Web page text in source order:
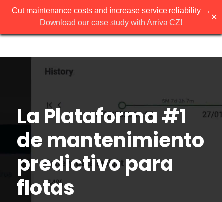
Cut maintenance costs and increase service reliability →
Download our case study with Arriva CZ!
✕
La Plataforma #1
de mantenimiento
predictivo para
flotas